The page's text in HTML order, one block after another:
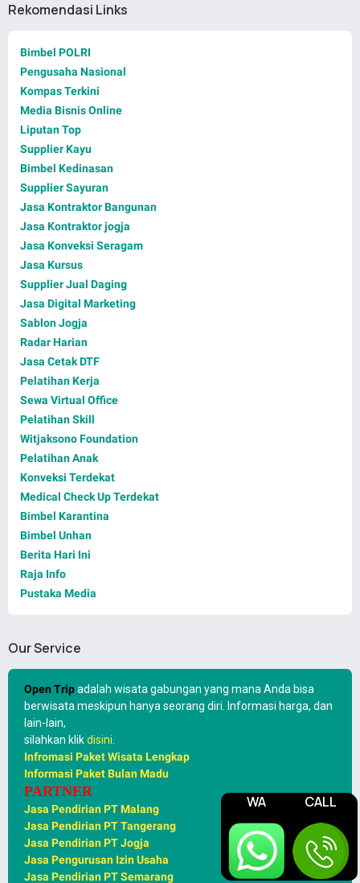
WA CALL
Rekomendasi Links
Bimbel POLRI
Pengusaha Nasional
Kompas Terkini
Media Bisnis Online
Liputan Top
Supplier Kayu
Bimbel Kedinasan
Supplier Sayuran
Jasa Kontraktor Bangunan
Jasa Kontraktor jogja
Jasa Konveksi Seragam
Jasa Kursus
Supplier Jual Daging
Jasa Digital Marketing
Sablon Jogja
Radar Harian
Jasa Cetak DTF
Pelatihan Kerja
Sewa Virtual Office
Pelatihan Skill
Witjaksono Foundation
Pelatihan Anak
Konveksi Terdekat
Medical Check Up Terdekat
Bimbel Karantina
Bimbel Unhan
Berita Hari Ini
Raja Info
Pustaka Media
Our Service
Open Tripadalah wisata gabungan yang mana Anda bisa
berwisata meskipun hanya seorang diri. Informasi harga, dan
lain-lain,
silahkan klikdisini.
Infromasi Paket Wisata Lengkap
Informasi Paket Bulan Madu
PARTNER
Jasa Pendirian PT Malang
Jasa Pendirian PT Tangerang
Jasa Pendirian PT Jogja
Jasa Pengurusan Izin Usaha
Jasa Pendirian PT Semarang